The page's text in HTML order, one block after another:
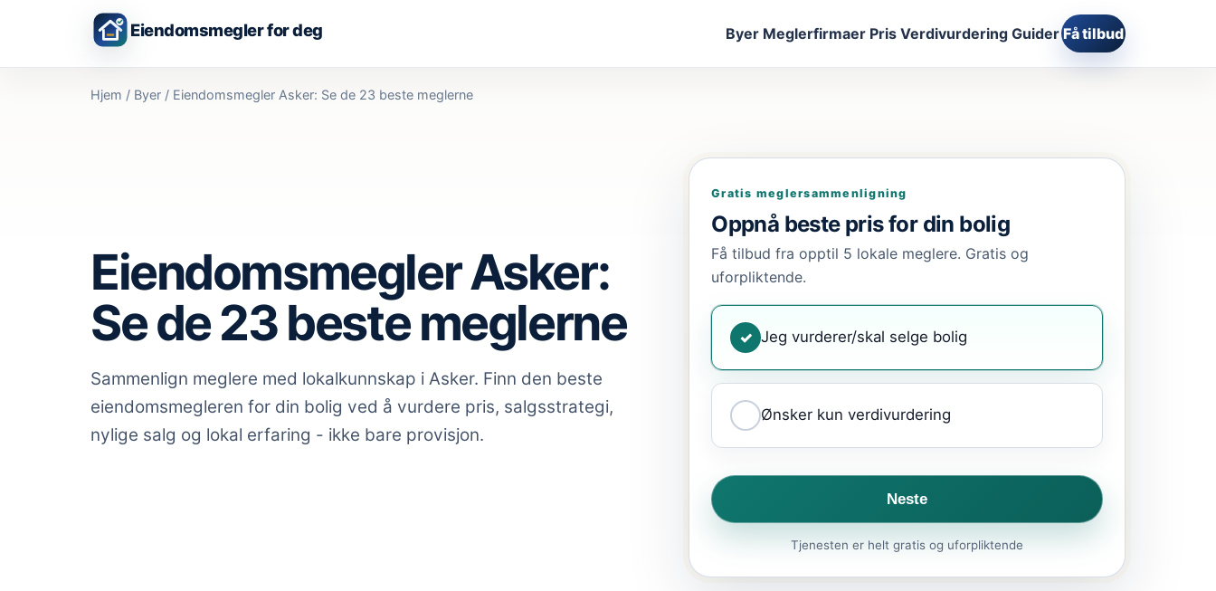
Eiendomsmegler for deg Byer Meglerfirmaer Pris Verdivurdering Guider Få tilbud
Hjem / Byer / Eiendomsmegler Asker: Se de 23 beste meglerne
Eiendomsmegler Asker:
Se de 23 beste meglerne
Sammenlign meglere med lokalkunnskap i Asker. Finn den beste
eiendomsmegleren for din bolig ved å vurdere pris, salgsstrategi,
nylige salg og lokal erfaring - ikke bare provisjon.
Gratis meglersammenligning
Oppnå beste pris for din bolig
Få tilbud fra opptil 5 lokale meglere. Gratis og
uforpliktende.
✓ Jeg vurderer/skal selge bolig
Ønsker kun verdivurdering
Neste
Tjenesten er helt gratis og uforpliktende